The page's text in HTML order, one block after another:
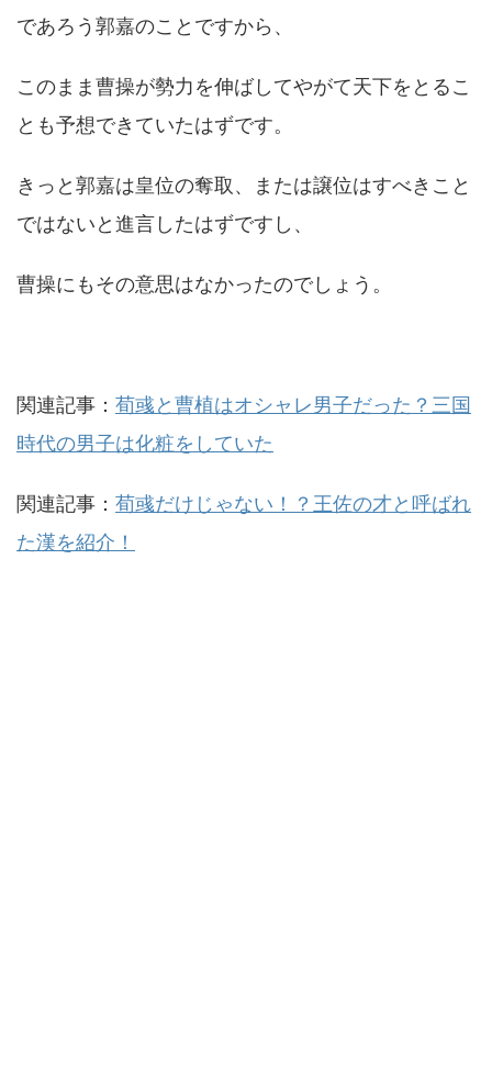
であろう郭嘉のことですから、
このまま曹操が勢力を伸ばしてやがて天下をとるこ
とも予想できていたはずです。
きっと郭嘉は皇位の奪取、または譲位はすべきこと
ではないと進言したはずですし、
曹操にもその意思はなかったのでしょう。
関連記事： 荀彧と曹植はオシャレ男子だった？三国
時代の男子は化粧をしていた
関連記事： 荀彧だけじゃない！？王佐の才と呼ばれ
た漢を紹介！